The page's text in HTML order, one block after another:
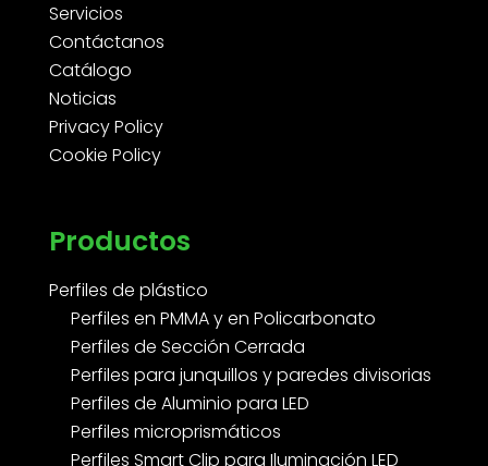
Servicios
Contáctanos
Catálogo
Noticias
Privacy Policy
Cookie Policy
Productos
Perfiles de plástico
Perfiles en PMMA y en Policarbonato
Perfiles de Sección Cerrada
Perfiles para junquillos y paredes divisorias
Perfiles de Aluminio para LED
Perfiles microprismáticos
Perfiles Smart Clip para Iluminación LED